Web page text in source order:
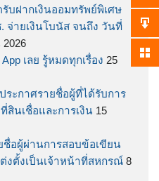
บฝากเงินออมทรัพย์พิเศษ
จ่ายเงินโบนัส จนถึง วันที่
เลย รู้หมดทุกเรื่อง 25
ระกาศรายชื่อผู้ที่ได้รับการ
สินเชื่อและการเงิน 15
ชื่อผู้ผ่านการสอบข้อเขียน
งตั้งเป็นเจ้าหน้าที่สหกรณ์ 8